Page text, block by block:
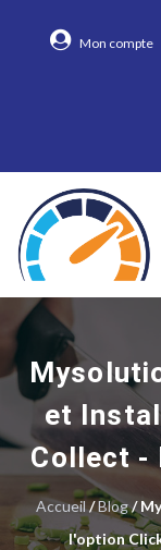
Mon compte
et
Collect -
Accueil/Blog/
l'option